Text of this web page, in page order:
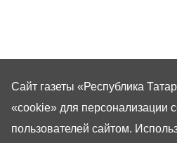
Сайт газеты «Республика
«cookie» для персонализации
пользователей сайтом.